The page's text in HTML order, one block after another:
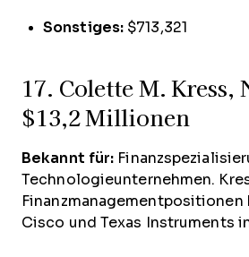
Sonstiges: $713,321
17. Colette M. Kress,
$13,2 Millionen
Bekannt für:
Technologieunternehmen.
Cisco und Texas Instruments